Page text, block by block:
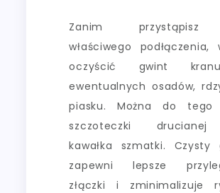
Zanim
właściwego podłączenia,
oczyścić gwint
ewentualnych osadów,
piasku. Można do tego
szczoteczki
kawałka szmatki. Czysty
zapewni lepsze
złączki i zminimalizuje